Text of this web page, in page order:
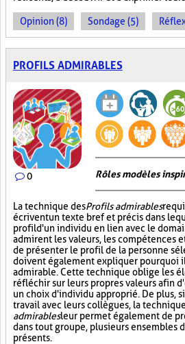
Opinion (8) Sondage (5)
PROFILS ADMIRABLES
0 Rôles modèles
La technique desProfils admirables
écrivent un texte bref et précis dans
profil d'un individu en lien avec le
admirent les valeurs, les compétences
de présenter le profil de la personne
doivent également expliquer pourquoi
admirable. Cette technique oblige les
réfléchir sur leurs propres valeurs afin
un choix d'individu approprié. De plus,
travail avec leurs collègues, la
admirablesleur permet également de
dans tout groupe, plusieurs ensembles
présents.